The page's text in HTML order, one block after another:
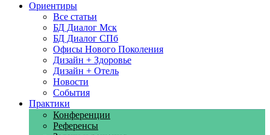
Ориентиры
Все статьи
БД Диалог Мск
БД Диалог СПб
Офисы Нового Поколения
Дизайн + Здоровье
Дизайн + Отель
Новости
События
Практики
Конференции
Референсы